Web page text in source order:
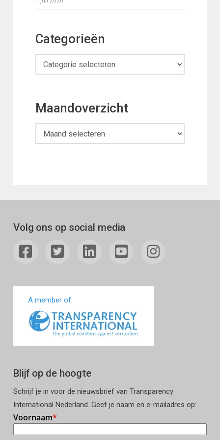
Categorieën
Categorieën
Maandoverzicht
Maandoverzicht
Volg ons op social media
A member of
Blijf op de hoogte
Schrijf je in voor de nieuwsbrief van Transparency
International Nederland. Geef je naam en e-mailadres op: